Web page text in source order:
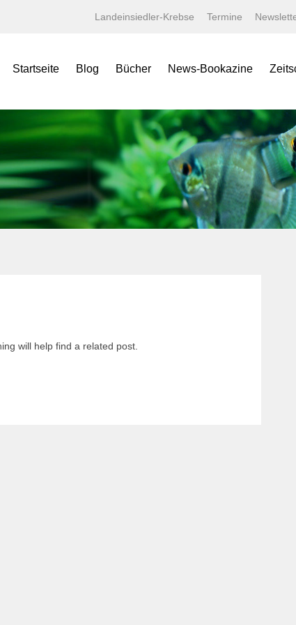
Landeinsiedler-Krebse Termine
Startseite Blog Bücher
Lexika
Specials
Minis
Jahrbücher
Terralog
Faltposter
News-Bookazine
Bildergalerien
Wissenschaftliche Texte
Linksammlung
Kaufen bei tierverliebt! Bugs
Datz
will help find a related post.